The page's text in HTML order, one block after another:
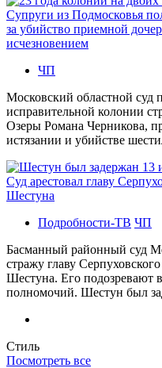
Супруги из Подмосковья
за убийство приемной
исчезновением
ЧП
Московский областной суд
исправительной колонии
Озеры Романа Черникова,
истязании и убийстве
Суд арестовал главу
Шестуна
Подробности-ТВ ЧП
Басманный районный суд
стражу главу
Шестуна. Его
полномочий. Шестун был
Стиль
Посмотреть все